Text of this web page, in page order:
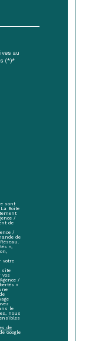
au
(*)*
sont
Boite
/
de
/
de
»,
votre
site
/
»
le
nous
de
de Google